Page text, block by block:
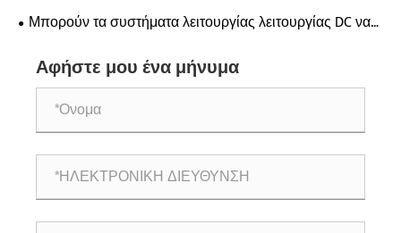
απευθύνονται στα σημεία πόνου τροφοδοσίας του
αποκεντρωμένου εξοπλισμού σε βασικά πεδία;
Μπορούν τα συστήματα λειτουργίας λειτουργίας DC να
Αφήστε μου ένα μήνυμα